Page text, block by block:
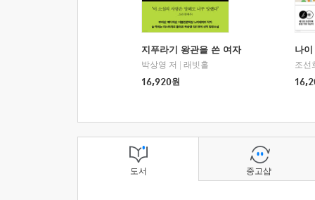
지푸라기 왕관을 쓴 여자
박상영 저
래빗홀
16,920원
나
조선
도서 중고샵